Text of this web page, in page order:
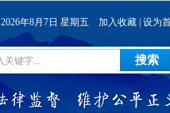
2026年8月7日 星期五 加入收藏 设为